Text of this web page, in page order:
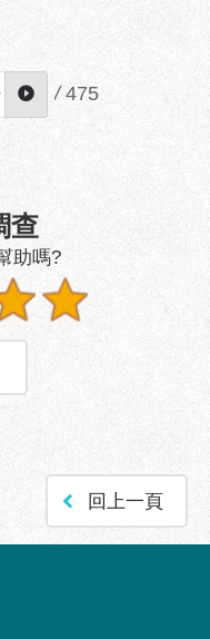
/ 475
查
助嗎?
回上一頁